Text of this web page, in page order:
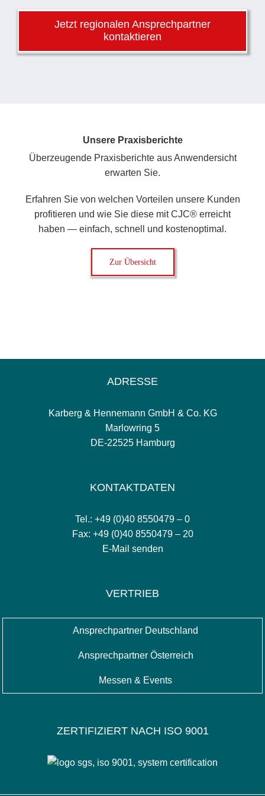
Startknopf gedrückt wird.“
Zum Praxisbericht
Jetzt regionalen Ansprechpartner
kontaktieren
Unsere Praxisberichte
Überzeugende Praxisberichte aus Anwendersicht
erwarten Sie.
Erfahren Sie von welchen Vorteilen unsere Kunden
profitieren und wie Sie diese mit CJC® erreicht
haben — einfach, schnell und kostenoptimal.
Zur Übersicht
ADRESSE
Karberg & Hennemann GmbH & Co. KG
Marlowring 5
DE-22525 Hamburg
KONTAKTDATEN
Tel.: +49 (0)40 8550479 – 0
Fax: +49 (0)40 8550479 – 20
E-Mail senden
VERTRIEB
Ansprechpartner Deutschland
Ansprechpartner Österreich
Messen & Events
ZERTIFIZIERT NACH ISO 9001